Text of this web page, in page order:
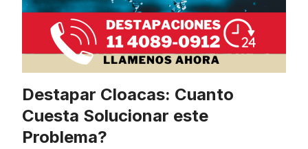
Destapar Cloacas: Cuanto
Cuesta Solucionar este
Problema?